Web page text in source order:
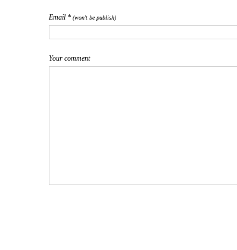
Email * (won't be publish)
Your comment